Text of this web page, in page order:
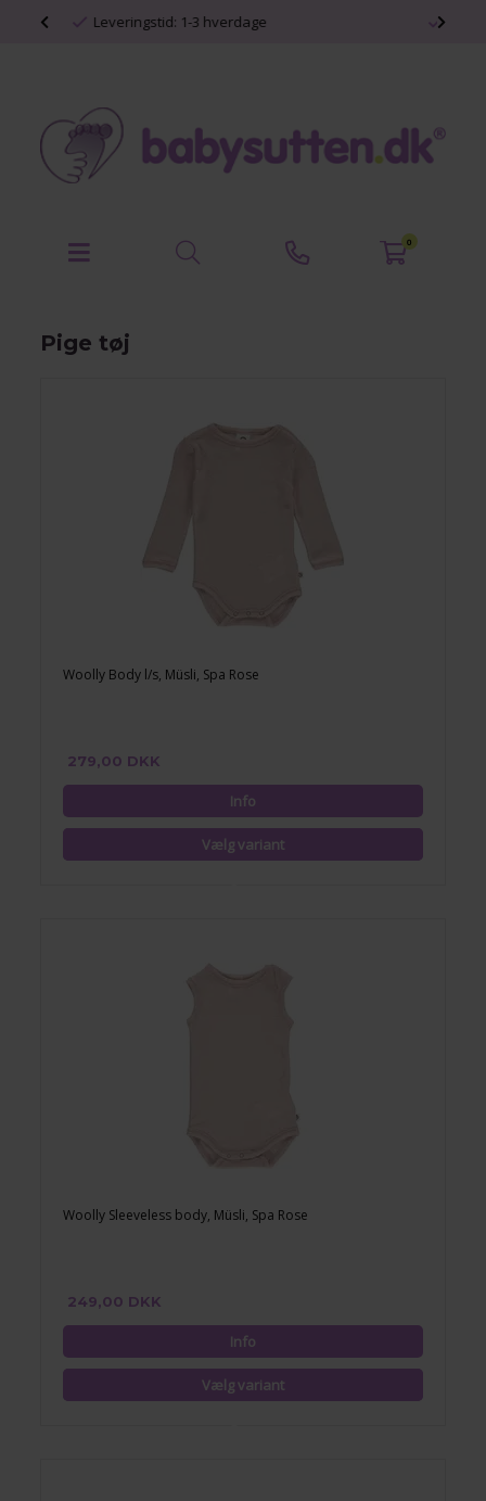
Personlige babyprodukter
0
Pige tøj
Woolly Body l/s, Müsli, Spa Rose
279,00 DKK
Woolly Sleeveless body, Müsli, Spa Rose
249,00 DKK